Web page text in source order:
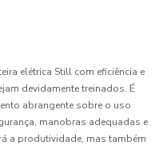
elétrica Still com eficiência e
devidamente treinados. É
abrangente sobre o uso
manobras adequadas e
a produtividade, mas também